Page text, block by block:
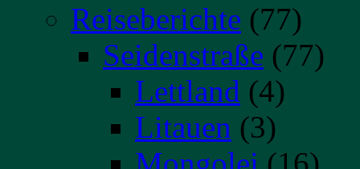
Reiseberichte (77)
Seidenstraße (77)
Lettland (4)
Litauen (3)